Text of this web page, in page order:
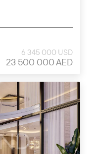
6 345 000 USD
23 500 000 AED